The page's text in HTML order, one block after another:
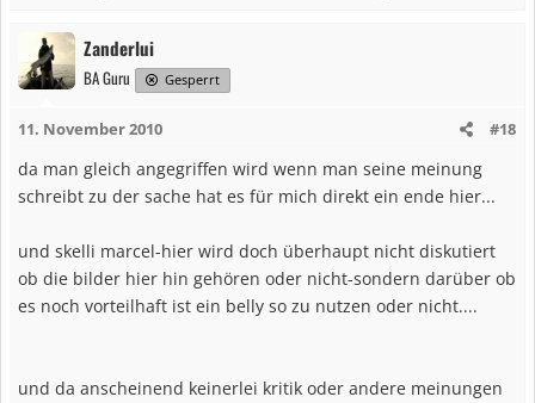
Zanderlui
BA Guru Gesperrt
11. November 2010 #18
da man gleich angegriffen wird wenn man seine meinung
schreibt zu der sache hat es für mich direkt ein ende hier...
und skelli marcel-hier wird doch überhaupt nicht diskutiert
ob die bilder hier hin gehören oder nicht-sondern darüber ob
es noch vorteilhaft ist ein belly so zu nutzen oder nicht....
und da anscheinend keinerlei kritik oder andere meinungen